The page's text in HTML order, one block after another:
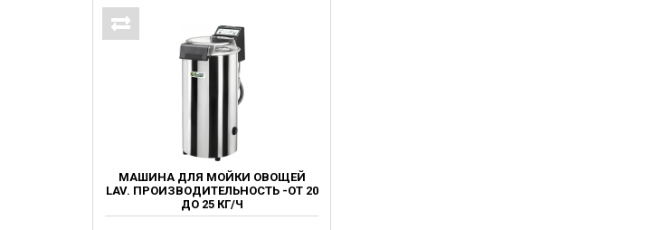
МАШИНА ДЛЯ МОЙКИ ОВОЩЕЙ
LAV. ПРОИЗВОДИТЕЛЬНОСТЬ -ОТ 20
ДО 25 КГ/Ч